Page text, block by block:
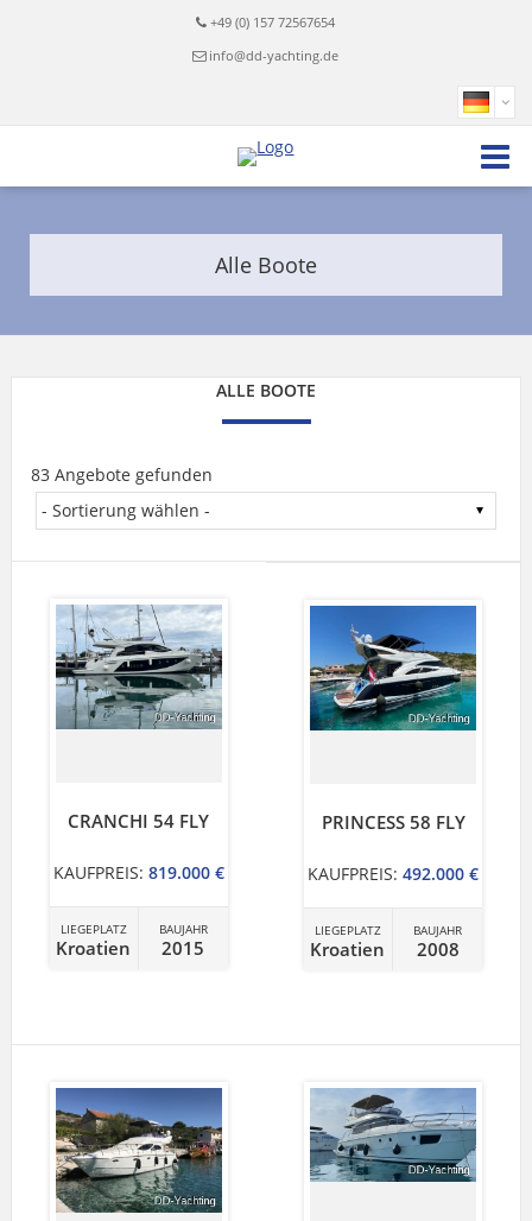
+49 (0) 157 72567654
info@dd-yachting.de
Alle Boote
ALLE BOOTE
83 Angebote gefunden
CRANCHI 54 FLY
KAUFPREIS: 819.000 €
LIEGEPLATZ
Kroatien
BAUJAHR
2015
PRINCESS 58 FLY
KAUFPREIS: 492.000 €
LIEGEPLATZ
Kroatien
BAUJAHR
2008